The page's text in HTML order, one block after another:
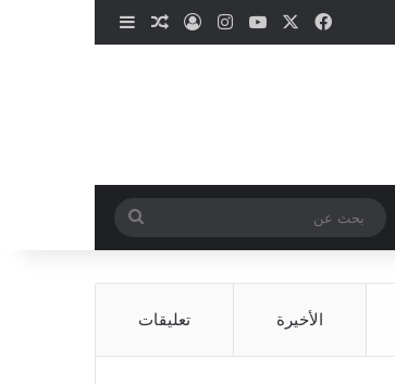
فيسبوك ‫YouTubeانستقرامتسجيل الدخول
مقال عشوائي
مقال عشوائي
عن
الأخيرة تعليقات